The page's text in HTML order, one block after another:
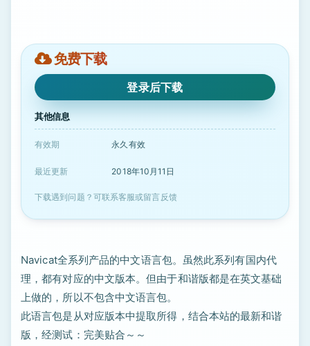
免费下载
登录后下载
其他信息
有效期 永久有效
最近更新 2018年10月11日
下载遇到问题？可联系客服或留言反馈
Navicat全系列产品的中文语言包。虽然此系列有国内代
理，都有对应的中文版本。但由于和谐版都是在英文基础
上做的，所以不包含中文语言包。
此语言包是从对应版本中提取所得，结合本站的最新和谐
版，经测试：完美贴合～～